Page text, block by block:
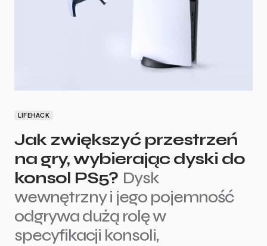
LIFEHACK
Jak zwiększyć przestrzeń
na gry, wybierając dyski do
konsol PS5? Dysk
wewnętrzny i jego pojemność
odgrywa dużą rolę w
specyfikacji konsoli,